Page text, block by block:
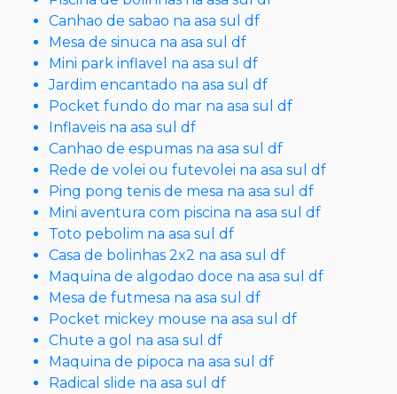
Canhao de sabao na asa sul df
Mesa de sinuca na asa sul df
Mini park inflavel na asa sul df
Jardim encantado na asa sul df
Pocket fundo do mar na asa sul df
Inflaveis na asa sul df
Canhao de espumas na asa sul df
Rede de volei ou futevolei na asa sul df
Ping pong tenis de mesa na asa sul df
Mini aventura com piscina na asa sul df
Toto pebolim na asa sul df
Casa de bolinhas 2x2 na asa sul df
Maquina de algodao doce na asa sul df
Mesa de futmesa na asa sul df
Pocket mickey mouse na asa sul df
Chute a gol na asa sul df
Maquina de pipoca na asa sul df
Radical slide na asa sul df